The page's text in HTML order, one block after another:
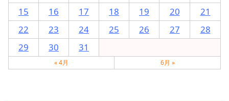
15
16 17 18 19 20
21
22
23 24 25 26 27
28
29
30 31
« 4月 6月 »